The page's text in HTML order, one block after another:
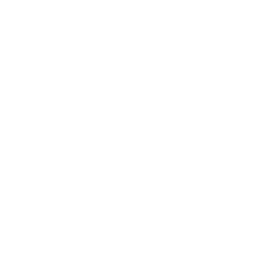
です。
ありません。
です。
ず変更すること